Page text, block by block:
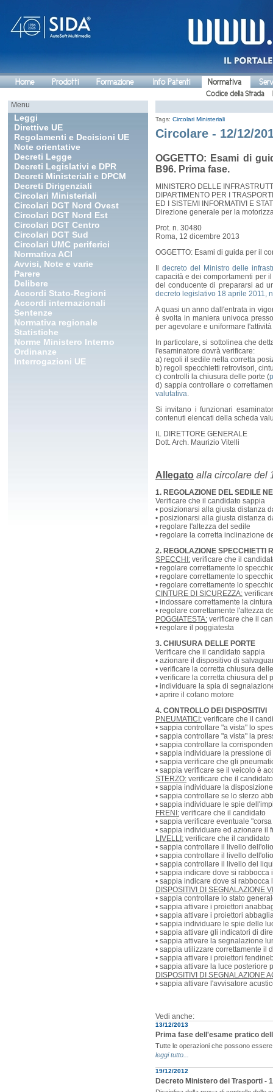
Home Prodotti Formazione Info Patenti Normativa
Codice della Strada
Menu
Leggi
Direttive UE
Regolamenti e Decisioni UE
Note orientative
Decreti Legge
Decreti Legislativi e DPR
Decreti Ministeriali e DPCM
Decreti Dirigenziali
Circolari Ministeriali
Circolari DGT Nord Ovest
Circolari DGT Nord Est
Circolari DGT Centro
Circolari DGT Sud
Circolari UMC periferici
Normativa ACI
Avvisi, Note e varie
Parere
Delibere
Accordi Stato-Regioni
Accordi internazionali
Sentenze
Normativa regionale
Statistiche
Norme Ministero Interno
Ordinanze
Interrogazioni UE
Tags: Circolari Ministeriali
Circolare - 12/12/
OGGETTO: Esami di
B96. Prima fase.
MINISTERO DELLE
DIPARTIMENTO PER I
ED I SISTEMI INFORMATIVI E
Direzione generale per la
Prot. n. 30480
Roma, 12 dicembre 2013
OGGETTO: Esami di guida per il
decreto del Ministro delle
capacità e dei comportamenti per
del conducente di prepararsi ad
decreto legislativo 18 aprile 2011,
A quasi un anno dall'entrata in
è svolta in maniera univoca
per agevolare e uniformare
In particolare, si sottolinea che
l'esaminatore dovrà verificare:
a) regoli il sedile nella corretta
b) regoli specchietti retrovisori,
c) controlli la chiusura delle porte (
d) sappia controllare o
valutativa.
Si invitano i funzionari
contenuti elencati della scheda
IL DIRETTORE GENERALE
Dott. Arch. Maurizio Vitelli
Allegato alla circolare del
1. REGOLAZIONE DEL SEDILE
Verificare che il candidato sappia
• posizionarsi alla giusta distanza
• posizionarsi alla giusta distanza
• regolare l'altezza del sedile
• regolare la corretta inclinazione
2. REGOLAZIONE SPECCHIETTI
SPECCHI: verificare che il
• regolare correttamente lo
• regolare correttamente lo
• regolare correttamente lo
CINTURE DI SICUREZZA:
• indossare correttamente la
• regolare correttamente l'altezza
POGGIATESTA: verificare che il
• regolare il poggiatesta
3. CHIUSURA DELLE PORTE
Verificare che il candidato sappia
• azionare il dispositivo di
• verificare la corretta chiusura
• verificare la corretta chiusura del
• individuare la spia di
• aprire il cofano motore
4. CONTROLLO DEI DISPOSITIVI
PNEUMATICI: verificare che il
• sappia controllare "a vista" lo
• sappia controllare "a vista" la
• sappia controllare la
• sappia individuare la pressione
• sappia verificare che gli
• sappia verificare se il veicolo è
STERZO: verificare che il candidato
• sappia individuare la
• sappia controllare se lo sterzo
• sappia individuare le spie
FRENI: verificare che il candidato
• sappia verificare eventuale
• sappia individuare ed azionare il
LIVELLI: verificare che il candidato
• sappia controllare il livello
• sappia controllare il livello
• sappia controllare il livello del
• sappia indicare dove si rabbocca
• sappia indicare dove si rabbocca
DISPOSITIVI DI SEGNALAZIONE
• sappia controllare lo stato
• sappia attivare i proiettori
• sappia attivare i proiettori
• sappia individuare le spie delle
• sappia attivare gli indicatori di
• sappia attivare la segnalazione
• sappia utilizzare correttamente il
• sappia attivare i proiettori
• sappia attivare la luce posteriore
DISPOSITIVI DI SEGNALAZIONE
• sappia attivare l'avvisatore
Vedi anche:
13/12/2013
Prima fase dell'esame pratico
Tutte le operazioni che possono
leggi tutto...
19/12/2012
Decreto Ministero dei Trasporti -